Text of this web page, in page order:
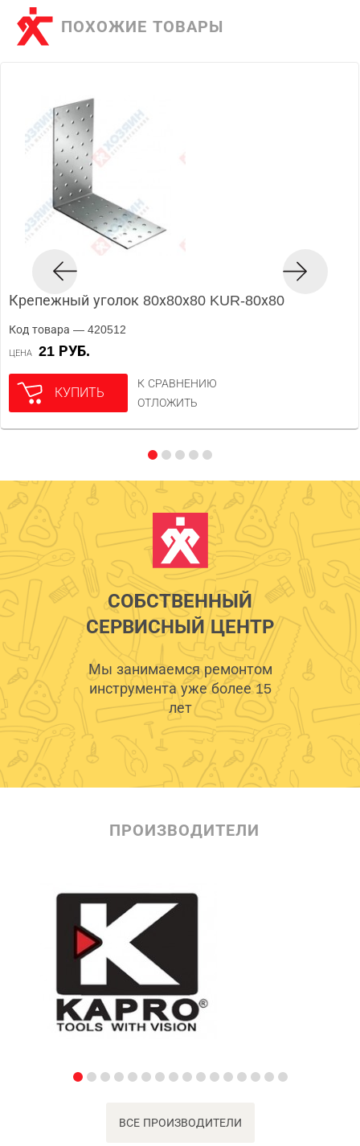
ПОХОЖИЕ ТОВАРЫ
Крепежный уголок 80х80х80 KUR-80х80
Код товара — 420512
ЦЕНА 21 РУБ.
КУПИТЬ
К СРАВНЕНИЮ
ОТЛОЖИТЬ
СОБСТВЕННЫЙ
СЕРВИСНЫЙ ЦЕНТР
Мы занимаемся ремонтом
инструмента уже более 15
лет
ПРОИЗВОДИТЕЛИ
ВСЕ ПРОИЗВОДИТЕЛИ